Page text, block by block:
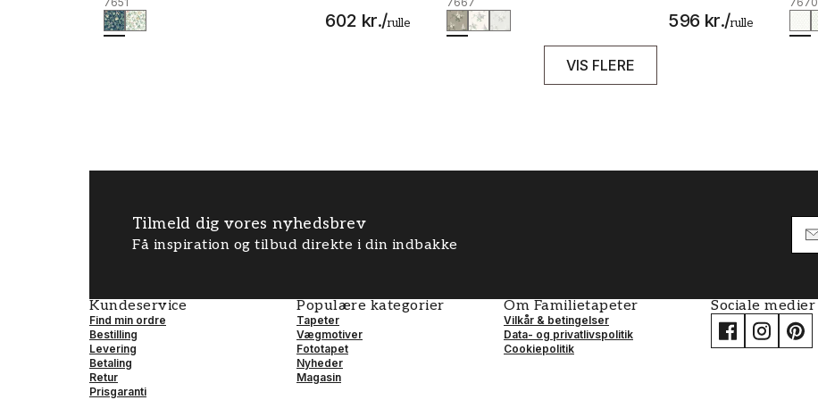
602 kr./rulle 596 kr./rulle
VIS FLERE
Tilmeld dig vores nyhedsbrev
Få inspiration og tilbud direkte i din indbakke
Kundeservice
Find min ordre
Bestilling
Levering
Betaling
Retur
Prisgaranti
Populære kategorier
Tapeter
Vægmotiver
Fototapet
Nyheder
Magasin
Om Familietapeter
Vilkår & betingelser
Data- og privatlivspolitik
Cookiepolitik
Sociale medier